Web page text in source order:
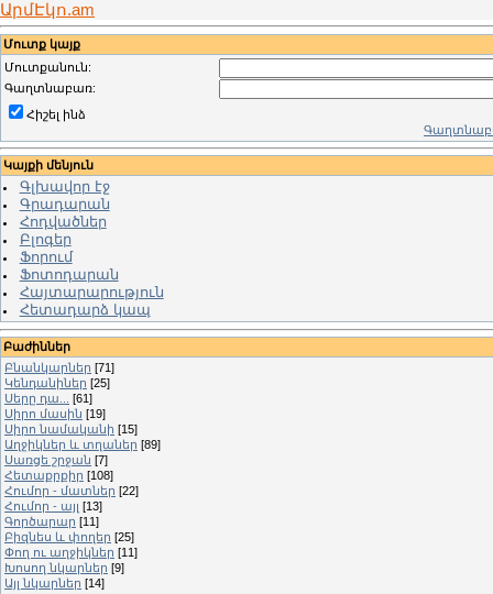
ԱրմԷկո.am
Մուտք կայք
Մուտքանուն:
Գաղտնաբառ:
Հիշել ինձ
Կայքի մենյուն
Գլխավոր էջ
Գրադարան
Հոդվածներ
Բլոգեր
Ֆորում
Ֆոտոդարան
Հայտարարություն
Հետադարձ կապ
Բաժիններ
Բնանկարներ [71]
Կենդանիներ [25]
Սերը դա...
[61]
Սիրո մասին [19]
Սիրո նամականի [15]
Աղջիկներ և տղաներ [89]
Սառցե շրջան [7]
Հետաքրքիր [108]
Հումոր - մատներ [22]
Հումոր - այլ [13]
Գործարար [11]
Բիզնես և փողեր [25]
Փող ու աղջիկներ [11]
Խոսող նկարներ [9]
Այլ նկարներ [14]